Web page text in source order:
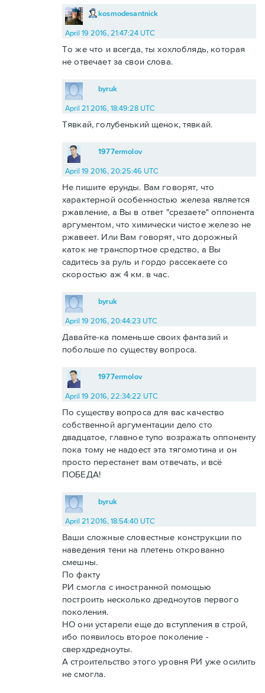
kosmodesantnick
April 19 2016, 21:47:24 UTC
То же что и всегда, ты хохлоблядь, которая
не отвечает за свои слова.
byruk
April 21 2016, 18:49:28 UTC
Тявкай, голубенький щенок, тявкай.
1977ermolov
April 19 2016, 20:25:46 UTC
Не пишите ерунды. Вам говорят, что
характерной особенностью железа является
ржавление, а Вы в ответ "срезаете" оппонента
аргументом, что химически чистое железо не
ржавеет. Или Вам говорят, что дорожный
каток не транспортное средство, а Вы
садитесь за руль и гордо рассекаете со
скоростью аж 4 км. в час.
byruk
April 19 2016, 20:44:23 UTC
Давайте-ка поменьше своих фантазий и
побольше по существу вопроса.
1977ermolov
April 19 2016, 22:34:22 UTC
По существу вопроса для вас качество
собственной аргументации дело сто
двадцатое, главное тупо возражать оппоненту
пока тому не надоест эта тягомотина и он
просто перестанет вам отвечать, и всё
ПОБЕДА!
byruk
April 21 2016, 18:54:40 UTC
Ваши сложные словестные конструкции по
наведения тени на плетень открованно
смешны.
По факту
РИ смогла с иностранной помощью
построить несколько дредноутов первого
поколения.
НО они устарели еще до вступления в строй,
ибо появилось второе поколение -
сверхдредноуты.
А строительство этого уровня РИ уже осилить
не смогла.